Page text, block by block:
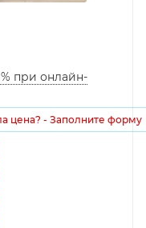
при онлайн-
цена? - Заполните форму